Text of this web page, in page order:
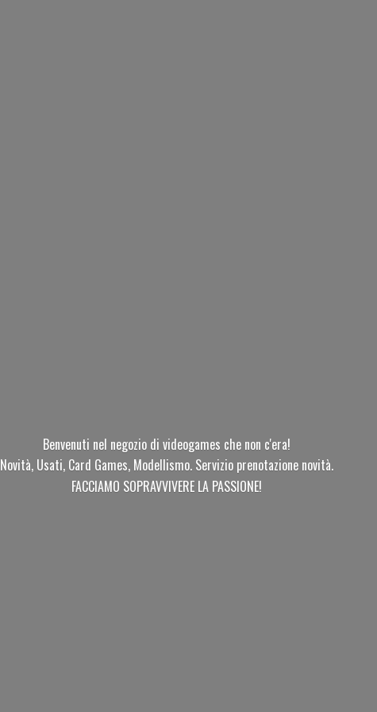
Benvenuti nel negozio di videogames che non c'era!
Novità, Usati, Card Games, Modellismo. Servizio prenotazione novità.
FACCIAMO SOPRAVVIVERE LA PASSIONE!